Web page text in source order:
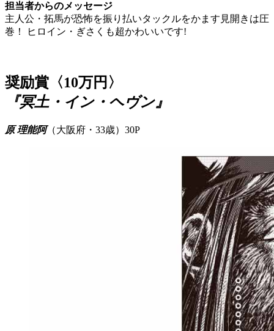
担当者からのメッセージ
主人公・拓馬が恐怖を振り払いタックルをかます見開きは圧
巻！ ヒロイン・ぎさくも超かわいいです!
奨励賞〈10万円〉
『冥土・イン・ヘヴン』
原 理能阿（大阪府・33歳）30P